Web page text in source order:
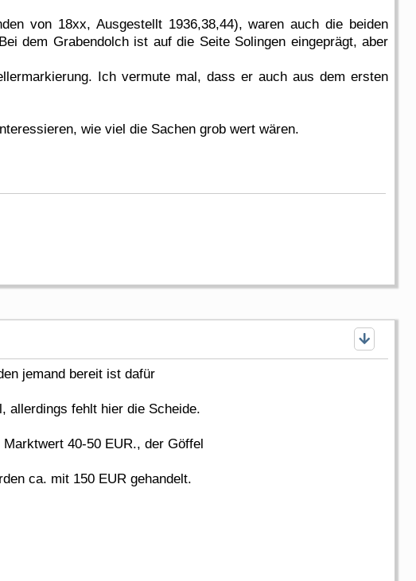
von 18xx, Ausgestellt 1936,38,44), waren auch die beiden
dem Grabendolch ist auf die Seite Solingen eingeprägt, aber
Ich vermute mal, dass er auch aus dem ersten
wie viel die Sachen grob wert wären.
jemand bereit ist dafür
allerdings fehlt hier die Scheide.
40-50 EUR., der Göffel
ca. mit 150 EUR gehandelt.